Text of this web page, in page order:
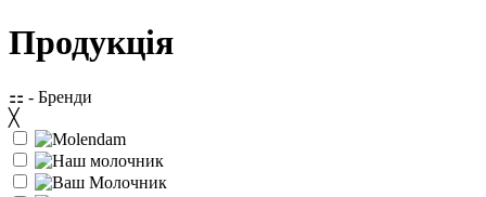
Продукція
⚏ - Бренди
╳